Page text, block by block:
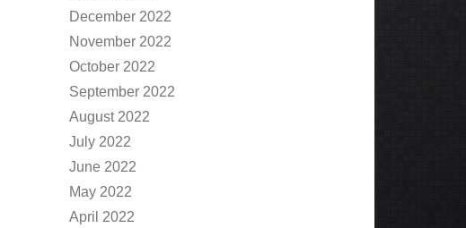
December 2022
November 2022
October 2022
September 2022
August 2022
July 2022
June 2022
May 2022
April 2022